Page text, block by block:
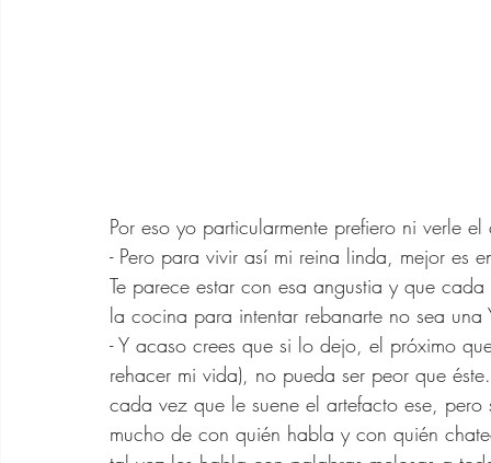
Por eso yo particularmente prefiero ni verle
- Pero para vivir así mi reina linda, mejor es
Te parece estar con esa angustia y que
la cocina para intentar rebanarte no sea una
- Y acaso crees que si lo dejo, el próximo
rehacer mi vida), no pueda ser peor que
cada vez que le suene el artefacto ese,
mucho de con quién habla y con quién